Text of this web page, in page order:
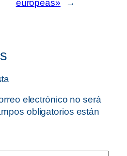
europeas» →
electrónico no será
obligatorios están